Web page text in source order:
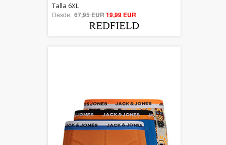
out of 5
Talla 6XL
Desde: 67,95 EUR19,99 EUR